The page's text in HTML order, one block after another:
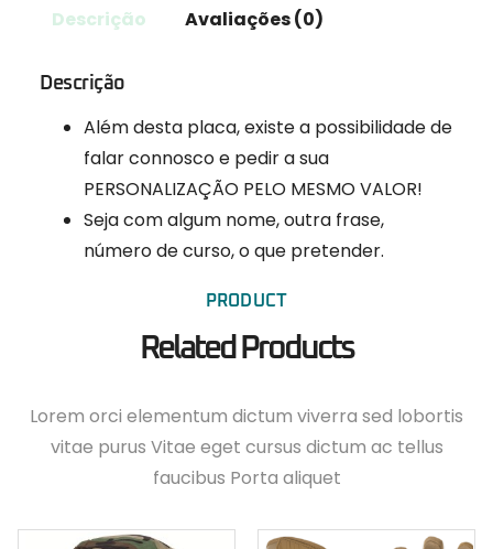
Descrição Avaliações (0)
Descrição
Além desta placa, existe a possibilidade de
falar connosco e pedir a sua
PERSONALIZAÇÃO PELO MESMO VALOR!
Seja com algum nome, outra frase,
número de curso, o que pretender.
PRODUCT
Related Products
Lorem orci elementum dictum viverra sed lobortis
vitae purus Vitae eget cursus dictum ac tellus
faucibus Porta aliquet